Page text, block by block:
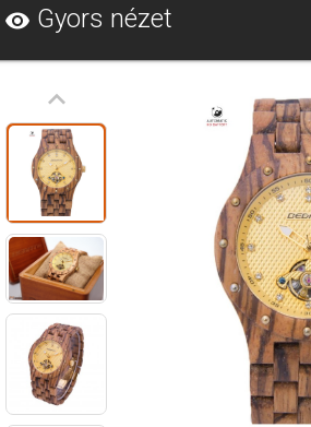
visibility Gyors nézet